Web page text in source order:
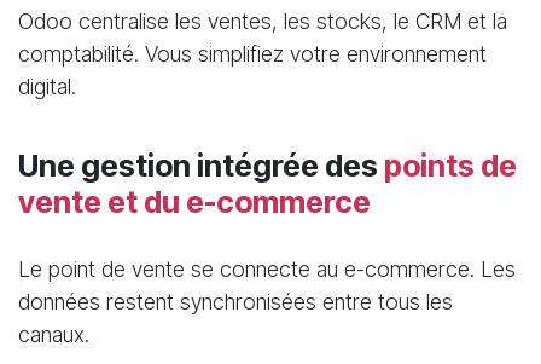
Odoo centralise les ventes, les stocks, le CRM et la
comptabilité. Vous simplifiez votre environnement
digital.
​Une gestion intégrée des points de
vente et du e-commerce
Le point de vente se connecte au e-commerce. Les
données restent synchronisées entre tous les
canaux.